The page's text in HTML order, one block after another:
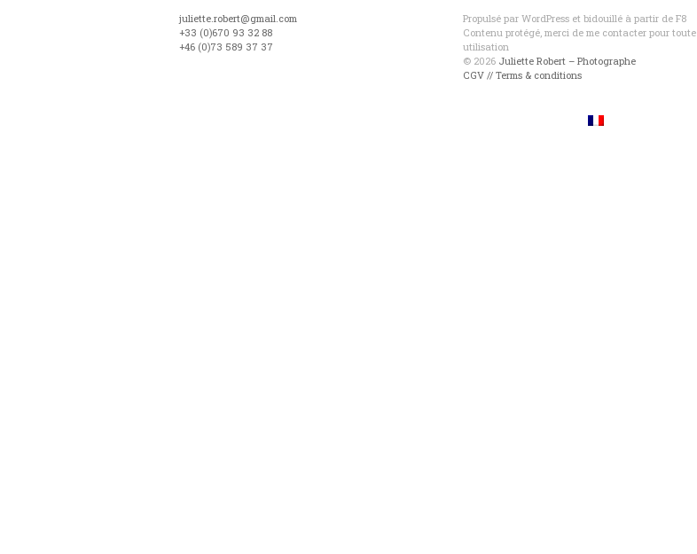
juliette.robert@gmail.com
+33 (0)670 93 32 88
+46 (0)73 589 37 37
Propulsé par WordPress et bidouillé à partir de F8
Contenu protégé, merci de me contacter pour toute
utilisation
© 2026 Juliette Robert – Photographe
CGV // Terms & conditions